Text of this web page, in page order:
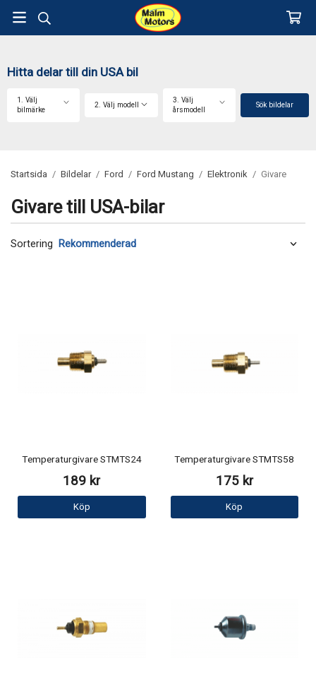
Hitta delar till din USA bil
1. Välj
bilmärke
2. Välj modell
3. Välj
årsmodell
Sök bildelar
Startsida / Bildelar / Ford / Ford Mustang / Elektronik / Givare
Givare till USA-bilar
Sortering
Temperaturgivare STMTS24
189 kr
Köp
Temperaturgivare STMTS58
175 kr
Köp